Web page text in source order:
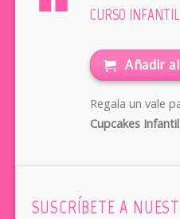
CURSO
Añadir
Regala un vale
Cupcakes Infantil
SUSCRÍBETE A